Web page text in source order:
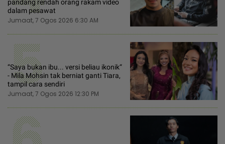
pandang rendah orang rakam video
dalam pesawat
Jumaat, 7 Ogos 2026 6:30 AM
5
“Saya bukan ibu... versi beliau ikonik“
- Mila Mohsin tak berniat ganti Tiara,
tampil cara sendiri
Jumaat, 7 Ogos 2026 12:30 PM